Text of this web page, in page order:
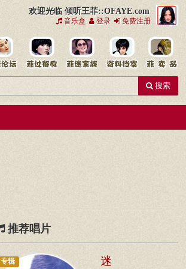
欢迎光临 倾听王菲::OFAYE.com
音乐盒 登录 免费注册
搜索
推荐唱片
专辑 迷